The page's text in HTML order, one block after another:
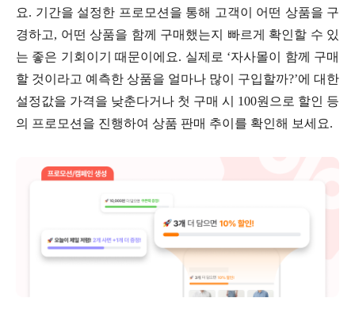
요. 기간을 설정한 프로모션을 통해 고객이 어떤 상품을 구
경하고, 어떤 상품을 함께 구매했는지 빠르게 확인할 수 있
는 좋은 기회이기 때문이에요. 실제로 ‘자사몰이 함께 구매
할 것이라고 예측한 상품을 얼마나 많이 구입할까?’에 대한
설정값을 가격을 낮춘다거나 첫 구매 시 100원으로 할인 등
의 프로모션을 진행하여 상품 판매 추이를 확인해 보세요.